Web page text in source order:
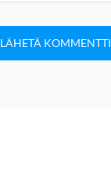
LÄHETÄ KOMMENTTI